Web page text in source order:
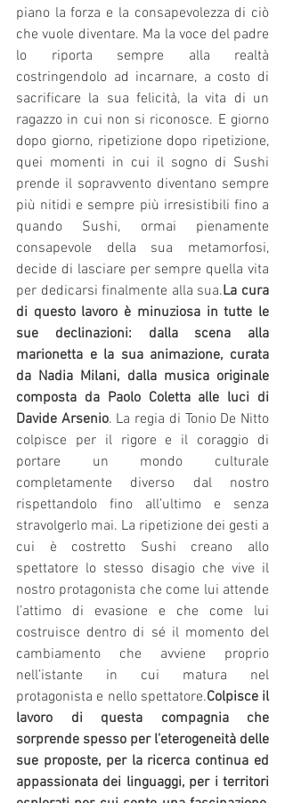
piano la forza e la consapevolezza di ciò
che vuole diventare. Ma la voce del padre
lo riporta sempre alla realtà
costringendolo ad incarnare, a costo di
sacrificare la sua felicità, la vita di un
ragazzo in cui non si riconosce. E giorno
dopo giorno, ripetizione dopo ripetizione,
quei momenti in cui il sogno di Sushi
prende il sopravvento diventano sempre
più nitidi e sempre più irresistibili fino a
quando Sushi, ormai pienamente
consapevole della sua metamorfosi,
decide di lasciare per sempre quella vita
per dedicarsi finalmente alla sua.La cura
di questo lavoro è minuziosa in tutte le
sue declinazioni: dalla scena alla
marionetta e la sua animazione, curata
da Nadia Milani, dalla musica originale
composta da Paolo Coletta alle luci di
Davide Arsenio. La regia di Tonio De Nitto
colpisce per il rigore e il coraggio di
portare un mondo culturale
completamente diverso dal nostro
rispettandolo fino all’ultimo e senza
stravolgerlo mai. La ripetizione dei gesti a
cui è costretto Sushi creano allo
spettatore lo stesso disagio che vive il
nostro protagonista che come lui attende
l’attimo di evasione e che come lui
costruisce dentro di sé il momento del
cambiamento che avviene proprio
nell’istante in cui matura nel
protagonista e nello spettatore.Colpisce il
lavoro di questa compagnia che
sorprende spesso per l’eterogeneità delle
sue proposte, per la ricerca continua ed
appassionata dei linguaggi, per i territori